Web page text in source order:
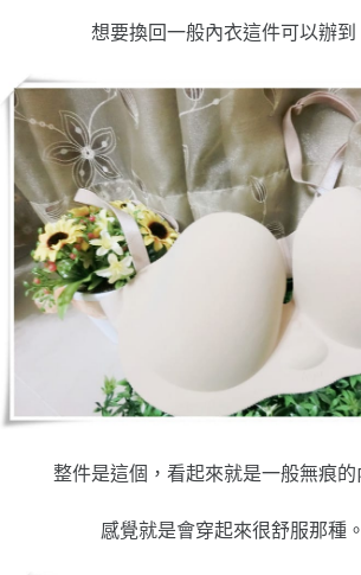
想要換回一般內衣這件可以辦到
整件是這個，看起來就是一般無痕的
感覺就是會穿起來很舒服那種。